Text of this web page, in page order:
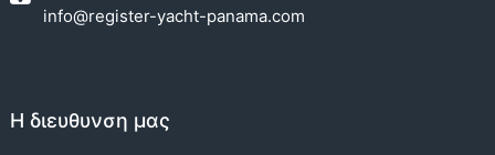
info@register-yacht-panama.com
Η διευθυνση μας